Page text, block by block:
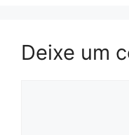
Deixe um